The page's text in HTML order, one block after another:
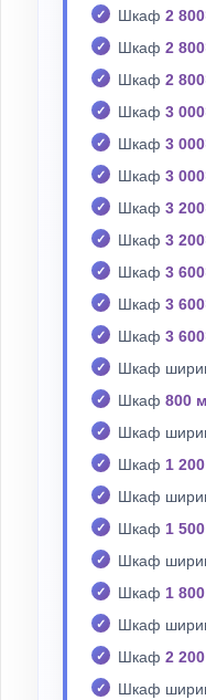
Шкаф 2
Шкаф 2
Шкаф 2
Шкаф 3
Шкаф 3
Шкаф 3
Шкаф 3
Шкаф 3
Шкаф 3
Шкаф 3
Шкаф 3
Шкаф
Шкаф 800
Шкаф
Шкаф 1
Шкаф
Шкаф 1
Шкаф
Шкаф 1
Шкаф
Шкаф 2
Шкаф